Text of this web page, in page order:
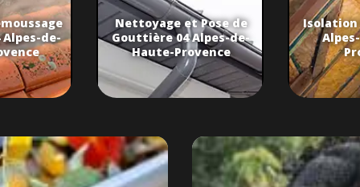
de-
Nettoyage et Pose de
Gouttière 04 Alpes-de-
Haute-Provence
Isolation